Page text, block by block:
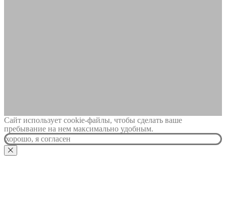
Сайт использует cookie-файлы, чтобы сделать ваше
пребывание на нем максимально удобным.
хорошо, я согласен